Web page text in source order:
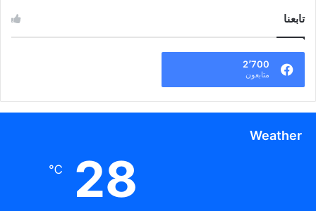
تابعنا
2٬700
متابعون
Weather
28
℃